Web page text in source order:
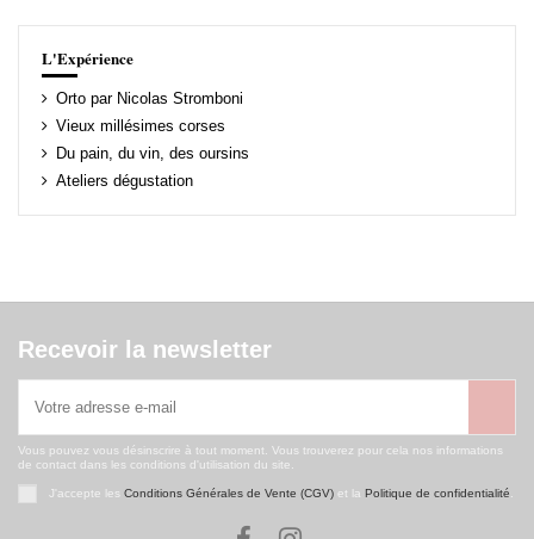
L'Expérience
Orto par Nicolas Stromboni
Vieux millésimes corses
Du pain, du vin, des oursins
Ateliers dégustation
Recevoir la newsletter
Vous pouvez vous désinscrire à tout moment. Vous trouverez pour cela nos informations
de contact dans les conditions d'utilisation du site.
J'accepte les Conditions Générales de Vente (CGV)et la Politique de confidentialité